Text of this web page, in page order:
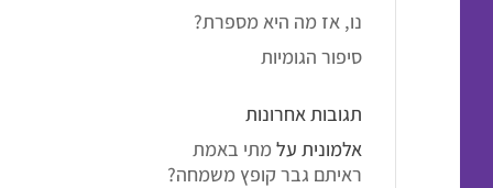
נו, אז מה היא מספרת?
סיפור הגומיות
תגובות אחרונות
אלמונית על מתי באמת
ראיתם גבר קופץ משמחה?